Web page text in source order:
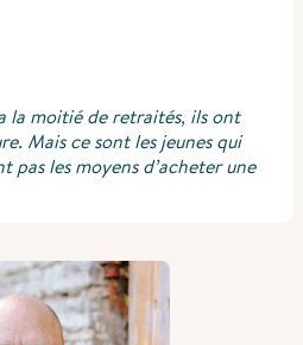
la moitié de retraités, ils ont
Mais ce sont les jeunes qui
pas les moyens d’acheter une